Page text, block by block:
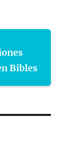
Bibles